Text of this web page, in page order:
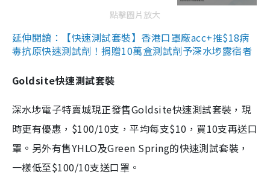
點擊圖片放大
延伸閱讀：【快速測試套裝】香港口罩廠acc+推$18病
毒抗原快速測試劑！捐贈10萬盒測試劑予深水埗露宿者
Goldsite快速測試套裝
深水埗電子特賣城現正發售Goldsite快速測試套裝，現
時更有優惠，$100/10支，平均每支$10，買10支再送口
罩。另外有售YHLO及Green Spring的快速測試套裝，
一樣低至$100/10支送口罩。